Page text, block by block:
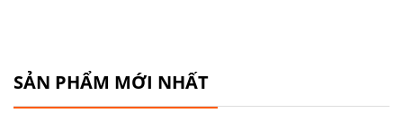
SẢN PHẨM MỚI NHẤT